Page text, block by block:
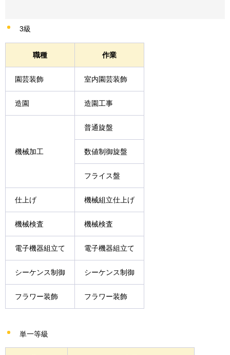
3級
職種 作業
園芸装飾 室内園芸装飾
造園 造園工事
機械加工
普通旋盤
数値制御旋盤
フライス盤
仕上げ 機械組立仕上げ
機械検査 機械検査
電子機器組立て 電子機器組立て
シーケンス制御 シーケンス制御
フラワー装飾 フラワー装飾
単一等級